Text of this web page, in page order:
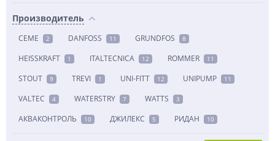
Производитель
CEME 2 DANFOSS 11 GRUNDFOS 8
HEISSKRAFT 1 ITALTECNICA 12 ROMMER 11
STOUT 9 TREVI 1 UNI-FITT 12 UNIPUMP 11
VALTEC 4 WATERSTRY 7 WATTS 3
АКВАКОНТРОЛЬ 10 ДЖИЛЕКС 5 РИДАН 10